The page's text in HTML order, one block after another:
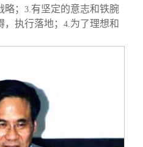
； 3. 有坚定的意志和铁腕
执行落地； 4. 为了理想和